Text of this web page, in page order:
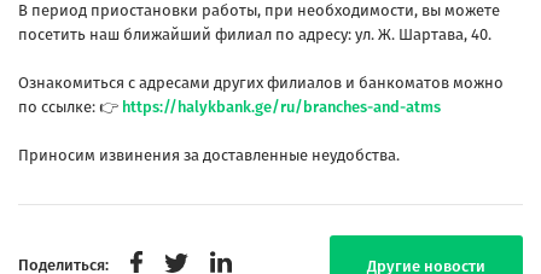
В период приостановки работы, при необходимости, вы можете
посетить наш ближайший филиал по адресу: ул. Ж. Шартава, 40.
Ознакомиться с адресами других филиалов и банкоматов можно
по ссылке: 👉 https://halykbank.ge/ru/branches-and-atms
Приносим извинения за доставленные неудобства.
Поделиться: Другие новости